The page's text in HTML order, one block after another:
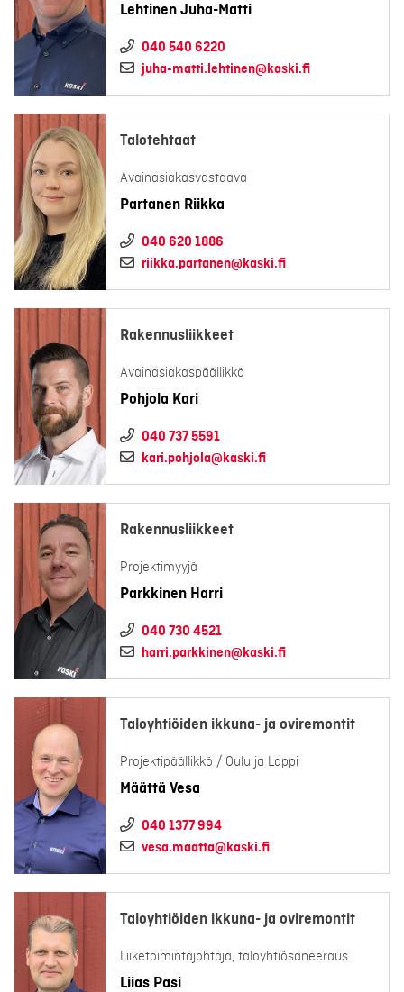
Lehtinen Juha-Matti
040 540 6220
juha-matti.lehtinen@kaski.fi
Talotehtaat
Avainasiakasvastaava
Partanen Riikka
040 620 1886
riikka.partanen@kaski.fi
Rakennusliikkeet
Avainasiakaspäällikkö
Pohjola Kari
040 737 5591
kari.pohjola@kaski.fi
Rakennusliikkeet
Projektimyyjä
Parkkinen Harri
040 730 4521
harri.parkkinen@kaski.fi
Taloyhtiöiden ikkuna- ja oviremontit
Projektipäällikkö / Oulu ja Lappi
Määttä Vesa
040 1377 994
vesa.maatta@kaski.fi
Taloyhtiöiden ikkuna- ja oviremontit
Liiketoimintajohtaja, taloyhtiösaneeraus
Liias Pasi